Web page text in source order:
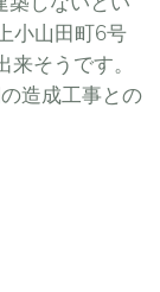
小山田町6号
そうです。
造成工事との